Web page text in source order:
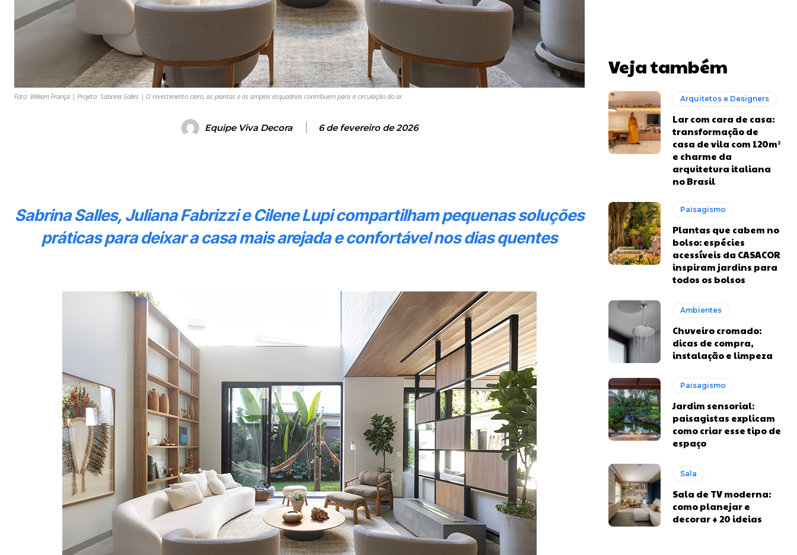
Foto: William França | Projeto: Sabrina Salles | O revestimento claro, as plantas e as amplas esquadrias contribuem para a circulação do ar.
Equipe Viva Decora 6 de fevereiro de 2026
Sabrina Salles, Juliana Fabrizzi e Cilene Lupi compartilham pequenas soluções
práticas para deixar a casa mais arejada e confortável nos dias quentes
Veja também
Arquitetos e Designers
Lar com cara de casa:
transformação de
casa de vila com 120m²
e charme da
arquitetura italiana
no Brasil
Paisagismo
Plantas que cabem no
bolso: espécies
acessíveis da CASACOR
inspiram jardins para
todos os bolsos
Ambientes
Chuveiro cromado:
dicas de compra,
instalação e limpeza
Paisagismo
Jardim sensorial:
paisagistas explicam
como criar esse tipo de
espaço
Sala
Sala de TV moderna:
como planejar e
decorar + 20 ideias